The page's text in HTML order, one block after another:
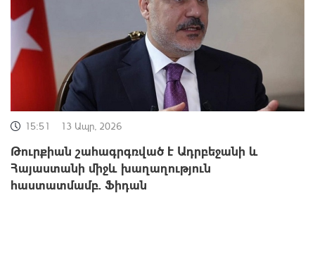
15:51 13 Ապր, 2026
Թուրքիան շահագրգռված է Ադրբեջանի և
Հայաստանի միջև խաղաղություն
հաստատմամբ. Ֆիդան